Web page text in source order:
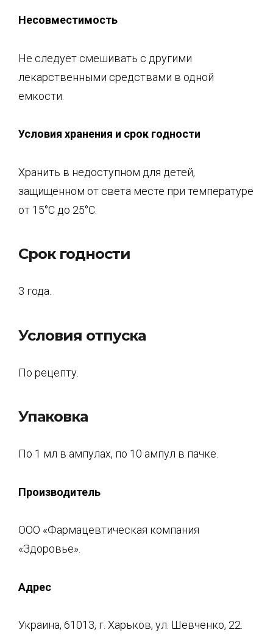
Несовместимость
Не следует смешивать с другими
лекарственными средствами в одной
емкости.
Условия хранения и срок годности
Хранить в недоступном для детей,
защищенном от света месте при температуре
от 15°С до 25°С.
Срок годности
3 года.
Условия отпуска
По рецепту.
Упаковка
По 1 мл в ампулах, по 10 ампул в пачке.
Производитель
ООО «Фармацевтическая компания
«Здоровье».
Адрес
Украина, 61013, г. Харьков, ул. Шевченко, 22.